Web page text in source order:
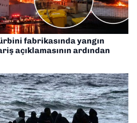
fabrikasında yangın
açıklamasının ardından